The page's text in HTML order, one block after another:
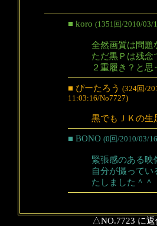
■ koro (1351回/2010/03/
全然画質は問題
ただ黒Ｐは残念
２重履き？と
■ ぴーたろう (324回/
11:03:16/No7727)
黒でもＪＫの生
■ BONO (0回/2010/03/
緊張感のある映
自分が撮ってい
たしました＾＾
△NO.7723 に